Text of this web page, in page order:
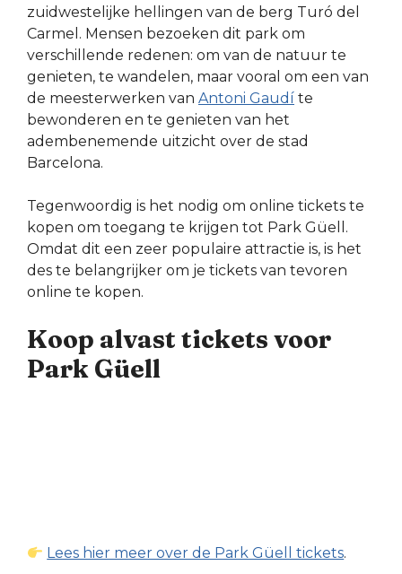
zuidwestelijke hellingen van de berg Turó del
Carmel. Mensen bezoeken dit park om
verschillende redenen: om van de natuur te
genieten, te wandelen, maar vooral om een van
de meesterwerken van Antoni Gaudí te
bewonderen en te genieten van het
adembenemende uitzicht over de stad
Barcelona.
Tegenwoordig is het nodig om online tickets te
kopen om toegang te krijgen tot Park Güell.
Omdat dit een zeer populaire attractie is, is het
des te belangrijker om je tickets van tevoren
online te kopen.
Koop alvast tickets voor
Park Güell
Lees hier meer over de Park Güell tickets.